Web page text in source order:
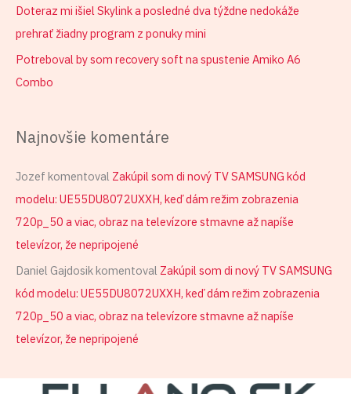
Doteraz mi išiel Skylink a posledné dva týždne nedokáže
prehrať žiadny program z ponuky mini
Potreboval by som recovery soft na spustenie Amiko A6
Combo
Najnovšie komentáre
Jozef komentoval Zakúpil som di nový TV SAMSUNG kód
modelu: UE55DU8072UXXH, keď dám režim zobrazenia
720p_50 a viac, obraz na televízore stmavne až napíše
televízor, že nepripojené
Daniel Gajdosikkomentoval Zakúpil som di nový TV SAMSUNG
kód modelu: UE55DU8072UXXH, keď dám režim zobrazenia
720p_50 a viac, obraz na televízore stmavne až napíše
televízor, že nepripojené